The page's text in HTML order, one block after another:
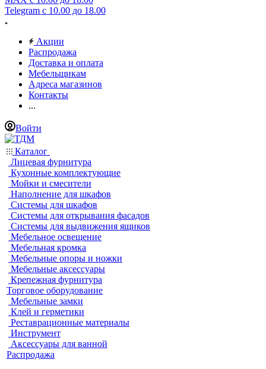
Telegram с 10.00 до 18.00
Акции
Распродажа
Доставка и оплата
Мебельщикам
Адреса магазинов
Контакты
...
Войти
Каталог
Лицевая фурнитура
Кухонные комплектующие
Мойки и смесители
Наполнение для шкафов
Системы для шкафов
Системы для открывания фасадов
Системы для выдвижения ящиков
Мебельное освещение
Мебельная кромка
Мебельные опоры и ножки
Мебельные аксессуары
Крепежная фурнитура
Торговое оборудование
Мебельные замки
Клей и герметики
Реставрационные материалы
Инструмент
Аксессуары для ванной
Распродажа